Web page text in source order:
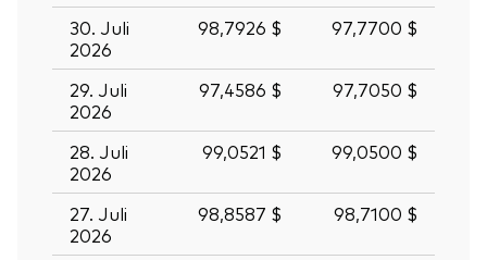
30. Juli
2026
98,7926 $ 97,7700 $
29. Juli
2026
97,4586 $ 97,7050 $
28. Juli
2026
99,0521 $ 99,0500 $
27. Juli
2026
98,8587 $ 98,7100 $